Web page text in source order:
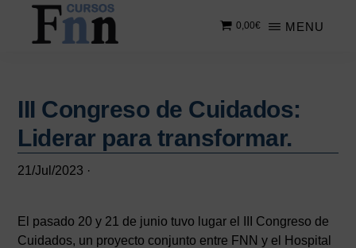
Saltar
contenido
Saltar
principal
online
MENU
0,00€
III Congreso de Cuidados:
Liderar para transformar.
21/Jul/2023 ·
El pasado 20 y 21 de junio tuvo lugar el III Congreso de
Cuidados, un proyecto conjunto entre FNN y el Hospital